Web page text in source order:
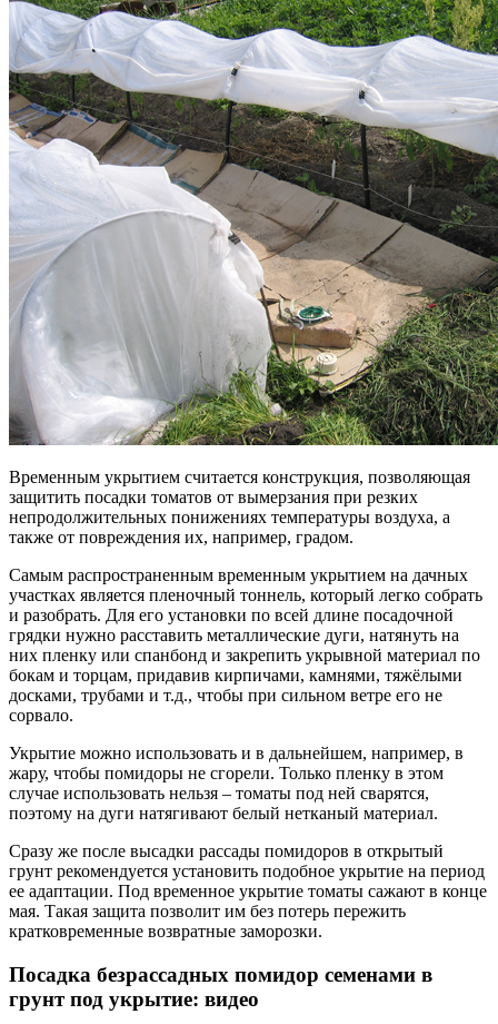
Временным укрытием считается конструкция, позволяющая
защитить посадки томатов от вымерзания при резких
непродолжительных понижениях температуры воздуха, а
также от повреждения их, например, градом.
Самым распространенным временным укрытием на дачных
участках является пленочный тоннель, который легко собрать
и разобрать. Для его установки по всей длине посадочной
грядки нужно расставить металлические дуги, натянуть на
них пленку или спанбонд и закрепить укрывной материал по
бокам и торцам, придавив кирпичами, камнями, тяжёлыми
досками, трубами и т.д., чтобы при сильном ветре его не
сорвало.
Укрытие можно использовать и в дальнейшем, например, в
жару, чтобы помидоры не сгорели. Только пленку в этом
случае использовать нельзя – томаты под ней сварятся,
поэтому на дуги натягивают белый нетканый материал.
Сразу же после высадки рассады помидоров в открытый
грунт рекомендуется установить подобное укрытие на период
ее адаптации. Под временное укрытие томаты сажают в конце
мая. Такая защита позволит им без потерь пережить
кратковременные возвратные заморозки.
Посадка безрассадных помидор семенами в
грунт под укрытие: видео